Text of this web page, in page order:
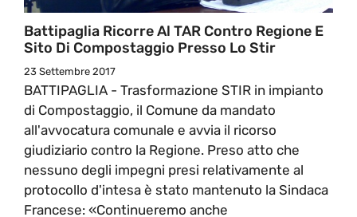
Battipaglia Ricorre Al TAR Contro Regione E
Sito Di Compostaggio Presso Lo Stir
23 Settembre 2017
BATTIPAGLIA - Trasformazione STIR in impianto
di Compostaggio, il Comune da mandato
all'avvocatura comunale e avvia il ricorso
giudiziario contro la Regione. Preso atto che
nessuno degli impegni presi relativamente al
protocollo d'intesa è stato mantenuto la Sindaca
Francese: «Continueremo anche